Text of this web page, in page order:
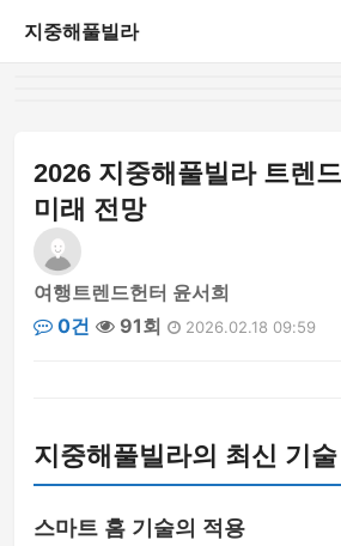
지중해풀빌라
2026 지중해풀빌라 트렌
미래 전망
여행트렌드헌터 윤서희
0건
91회 2026.02.18 09:59
지중해풀빌라의 최신 기
스마트 홈 기술의 적용